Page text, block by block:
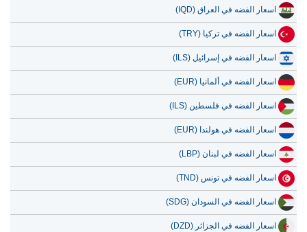
9 يوليو 2026 اسعار الفضه في العراق (IQD)
اسعار الفضه في تركيا (TRY)
اسعار الفضه في إسرائيل (ILS)
اسعار الفضه في ألمانيا (EUR)
اسعار الفضه في فلسطين (ILS)
اسعار الفضه في هولندا (EUR)
اسعار الفضه في لبنان (LBP)
اسعار الفضه في تونس (TND)
اسعار الفضه في السودان (SDG)
اسعار الفضه في الجزائر (DZD)